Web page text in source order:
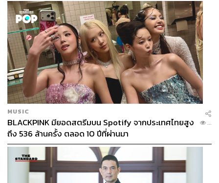
MUSIC
BLACKPINK มียอดสตรีมบน Spotify จากประเทศไทยสูง
ถึง 536 ล้านครั้ง ตลอด 10 ปีที่ผ่านมา
...